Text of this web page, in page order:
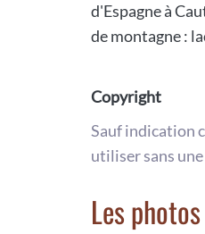
d'Espagne à
de montagne :
Copyright
Sauf indication
utiliser sans
Les